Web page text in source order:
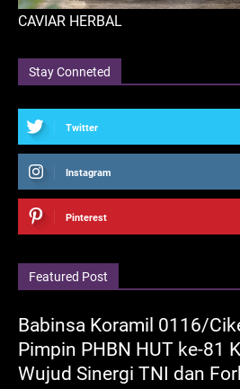
CAVIAR HERBAL
Stay Conneted
Twitter
Instagram
Pinterest
Featured Post
Babinsa Koramil 0116/
Pimpin PHBN HUT ke-81
Wujud Sinergi TNI dan